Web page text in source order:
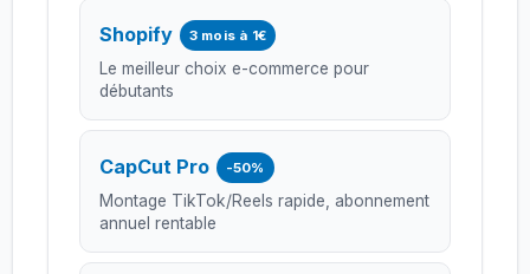
Shopify 3 mois à 1€
Le meilleur choix e-commerce pour
débutants
CapCut Pro -50%
Montage TikTok/Reels rapide, abonnement
annuel rentable